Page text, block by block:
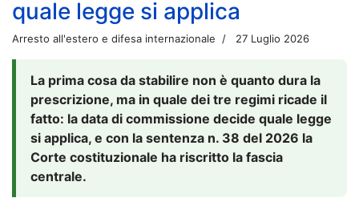
quale legge si applica
Arresto all'estero e difesa internazionale 27 Luglio 2026
La prima cosa da stabilire non è quanto dura la
prescrizione, ma in quale dei tre regimi ricade il
fatto: la data di commissione decide quale legge
si applica, e con la sentenza n. 38 del 2026 la
Corte costituzionale ha riscritto la fascia
centrale.